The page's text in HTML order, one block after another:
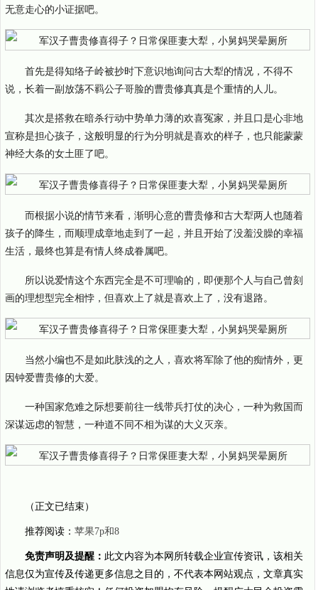
无意走心的小证据吧。
首先是得知络子岭被抄时下意识地询问古大犁的情况，不得不
说，长着一副放荡不羁公子哥脸的曹贵修真真是个重情的人儿。
其次是搭救在暗杀行动中势单力薄的欢喜冤家，并且口是心非地
宣称是担心孩子，这般明显的行为分明就是喜欢的样子，也只能蒙蒙
神经大条的女土匪了吧。
而根据小说的情节来看，渐明心意的曹贵修和古大犁两人也随着
孩子的降生，而顺理成章地走到了一起，并且开始了没羞没臊的幸福
生活，最终也算是有情人终成眷属吧。
所以说爱情这个东西完全是不可理喻的，即便那个人与自己曾刻
画的理想型完全相悖，但喜欢上了就是喜欢上了，没有退路。
当然小编也不是如此肤浅的之人，喜欢将军除了他的痴情外，更
因钟爱曹贵修的大爱。
一种国家危难之际想要前往一线带兵打仗的决心，一种为救国而
深谋远虑的智慧，一种道不同不相为谋的大义灭亲。
（正文已结束）
推荐阅读： 苹果7p和8
免责声明及提醒： 此文内容为本网所转载企业宣传资讯，该相关
信息仅为宣传及传递更多信息之目的，不代表本网站观点，文章真实